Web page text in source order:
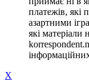
платежів, які
азартними
які матеріали
X